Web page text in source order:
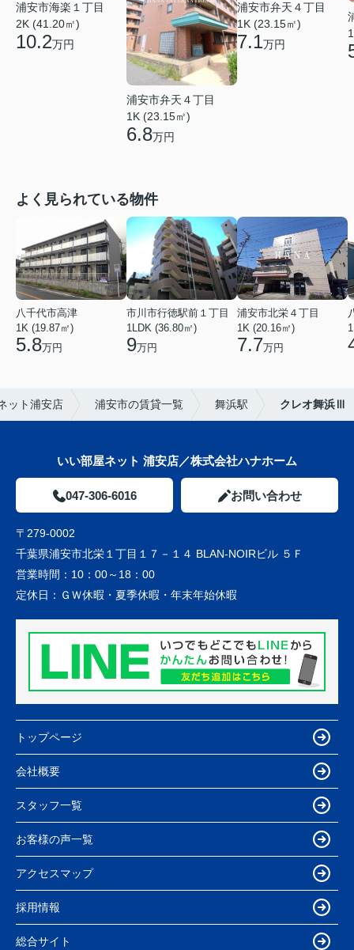
浦安市海楽１丁目
2K (41.20㎡)
10.2万円
浦安市弁天４丁目
1K (23.15㎡)
6.8万円
浦安市弁天４丁目
1K (23.15㎡)
7.1万円
よく見られている物件
八千代市高津
1K (19.87㎡)
5.8万円
市川市行徳駅前１丁目
1LDK (36.80㎡)
9万円
浦安市北栄４丁目
1K (20.16㎡)
7.7万円
ット浦安店 浦安市の賃貸一覧 舞浜駅 クレオ舞浜Ⅲ
いい部屋ネット 浦安店／株式会社ハナホーム
047-306-6016 お問い合わせ
〒279-0002
千葉県浦安市北栄１丁目１７－１４ BLAN-NOIRビル ５Ｆ
営業時間： 10：00～18：00
定休日： ＧＷ休暇・夏季休暇・年末年始休暇
トップページ
会社概要
スタッフ一覧
お客様の声一覧
アクセスマップ
採用情報
総合サイト